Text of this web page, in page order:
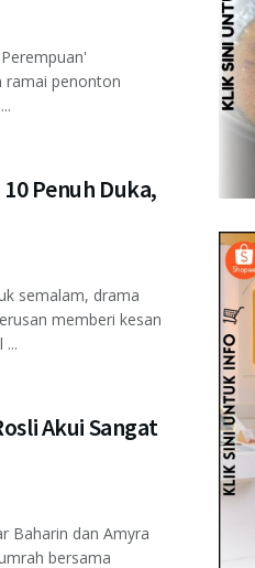
ramai penonton
Penuh Duka,
semalam, drama
memberi kesan
Akui Sangat
Baharin dan Amyra
bersama